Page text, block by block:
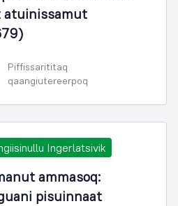
Piffissarititaq
qaangiutereerpoq
Ingerlatsivik
ammasoq:
pisuinnaat